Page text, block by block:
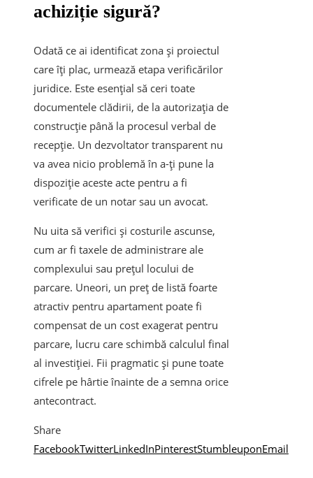
achiziție sigură?
Odată ce ai identificat zona și proiectul
care îți plac, urmează etapa verificărilor
juridice. Este esențial să ceri toate
documentele clădirii, de la autorizația de
construcție până la procesul verbal de
recepție. Un dezvoltator transparent nu
va avea nicio problemă în a-ți pune la
dispoziție aceste acte pentru a fi
verificate de un notar sau un avocat.
Nu uita să verifici și costurile ascunse,
cum ar fi taxele de administrare ale
complexului sau prețul locului de
parcare. Uneori, un preț de listă foarte
atractiv pentru apartament poate fi
compensat de un cost exagerat pentru
parcare, lucru care schimbă calculul final
al investiției. Fii pragmatic și pune toate
cifrele pe hârtie înainte de a semna orice
antecontract.
Share
FacebookTwitterLinkedInPinterestStumbleuponEmail